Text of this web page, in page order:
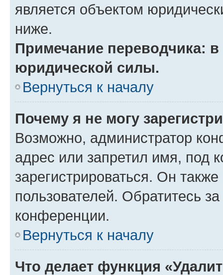
является объектом
ниже.
Примечание переводчика:
юридической силы.
Вернуться к началу
Почему я не могу
Возможно, администратор
адрес или запретил имя, под
зарегистрироваться. Он
пользователей. Обратитесь
конференции.
Вернуться к началу
Что делает функция